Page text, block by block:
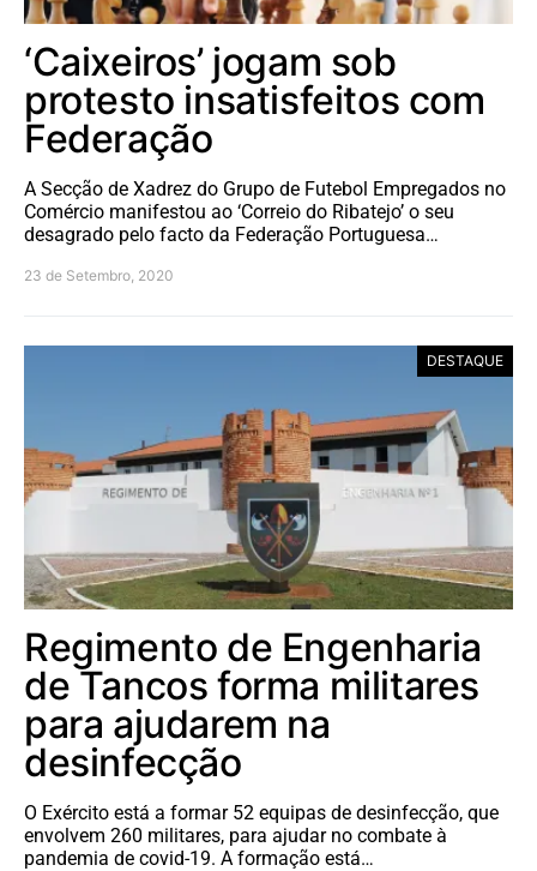
‘Caixeiros’ jogam sob
protesto insatisfeitos com
Federação
A Secção de Xadrez do Grupo de Futebol Empregados no
Comércio manifestou ao ‘Correio do Ribatejo’ o seu
desagrado pelo facto da Federação Portuguesa…
23 de Setembro, 2020
DESTAQUE
Regimento de Engenharia
de Tancos forma militares
para ajudarem na
desinfecção
O Exército está a formar 52 equipas de desinfecção, que
envolvem 260 militares, para ajudar no combate à
pandemia de covid-19. A formação está…